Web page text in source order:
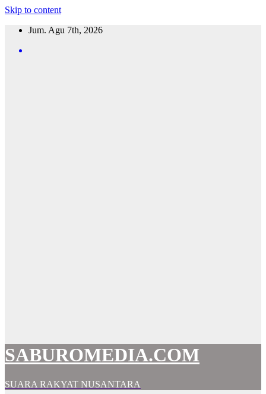
Skip to content
Jum. Agu 7th, 2026
SABUROMEDIA.COM
SUARA RAKYAT NUSANTARA